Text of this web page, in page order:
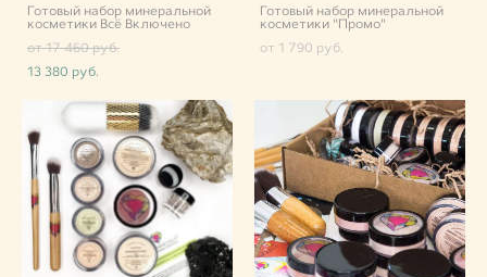
Готовый набор минеральной
косметики Всё Включено
от 17 460 pуб.
13 380 pуб.
Готовый набор минеральной
косметики "Промо"
от 1 790 pуб.